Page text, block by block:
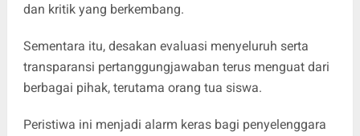
dan kritik yang berkembang.
Sementara itu, desakan evaluasi menyeluruh serta
transparansi pertanggungjawaban terus menguat dari
berbagai pihak, terutama orang tua siswa.
Peristiwa ini menjadi alarm keras bagi penyelenggara